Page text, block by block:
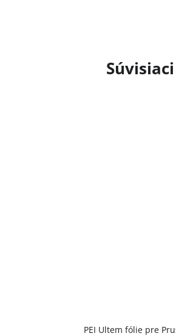
PEI Ultem fólie pre